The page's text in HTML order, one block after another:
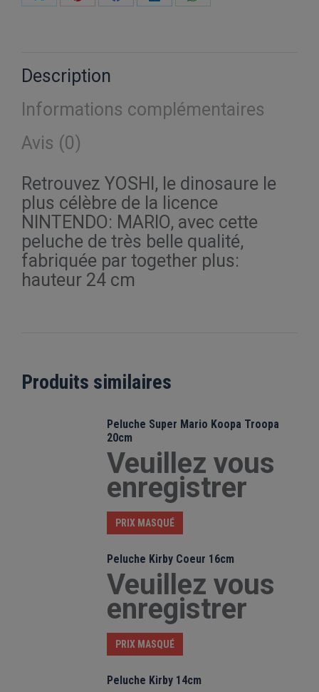
PartagerPartagerPartagerPartagerPartager
Description
Informations complémentaires
Avis (0)
Retrouvez YOSHI, le dinosaure le
plus célèbre de la licence
NINTENDO: MARIO, avec cette
peluche de très belle qualité,
fabriquée par together plus:
hauteur 24 cm
Produits similaires
Peluche Super Mario Koopa Troopa
20cm
Veuillez vous
enregistrer
PRIX MASQUÉ
Peluche Kirby Coeur 16cm
Veuillez vous
enregistrer
PRIX MASQUÉ
Peluche Kirby 14cm